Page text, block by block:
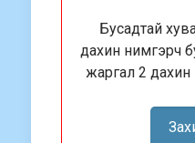
Бусадтай
дахин нимгэрч
жаргал 2